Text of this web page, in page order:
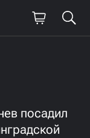
посадил